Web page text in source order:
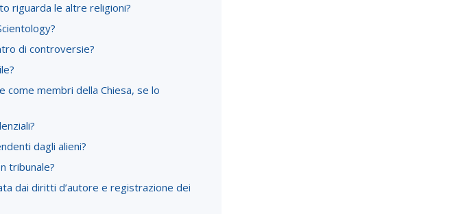
riguarda le altre religioni?
di controversie?
come membri della Chiesa, se lo
dagli alieni?
tribunale?
dai diritti d’autore e registrazione dei